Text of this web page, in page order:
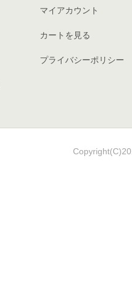
マイアカウント
カートを見る
プライバシーポリシー